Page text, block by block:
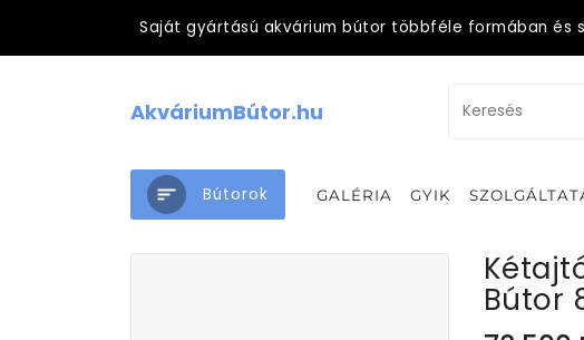
Saját gyártású akvárium bútor többféle formában és
AkváriumBútor.hu
Bútorok GALÉRIA GYIK
Bútor